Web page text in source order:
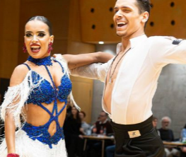
Previous